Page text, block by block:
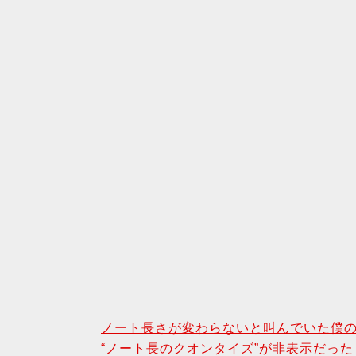
ノート長さが変わらないと叫んでいた僕
“ノート長のクオンタイズ”が非表示だった